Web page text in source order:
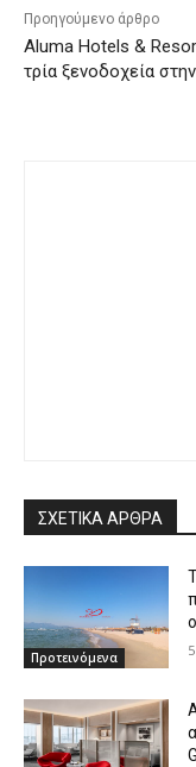
Προηγούμενο άρθρο
Aluma Hotels &
τρία ξενοδοχεία
ΣΧΕΤΙΚΑ ΑΡΘΡΑ
Προτεινόμενα